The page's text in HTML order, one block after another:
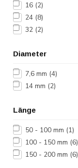
16 (2)
24 (8)
32 (2)
Diameter
7,6 mm (4)
14 mm (2)
Länge
50 - 100 mm (1)
100 - 150 mm (6)
150 - 200 mm (6)